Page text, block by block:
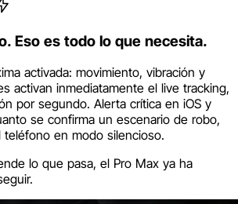
Eso es todo lo que necesita.
activada: movimiento, vibración y
activan inmediatamente el live tracking,
por segundo. Alerta crítica en iOS y
se confirma un escenario de robo,
teléfono en modo silencioso.
lo que pasa, el Pro Max ya ha